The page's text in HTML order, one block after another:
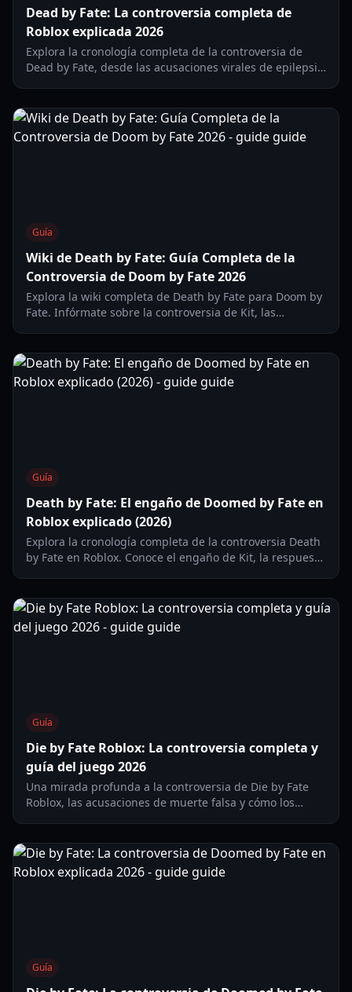
Dead by Fate: La controversia completa de
Roblox explicada 2026
Explora la cronología completa de la controversia de
Dead by Fate, desde las acusaciones virales de epilepsia
Guía
Wiki de Death by Fate: Guía Completa de la
Controversia de Doom by Fate 2026
Explora la wiki completa de Death by Fate para Doom by
Fate. Infórmate sobre la controversia de Kit, las
Guía
Death by Fate: El engaño de Doomed by Fate en
Roblox explicado (2026)
Explora la cronología completa de la controversia Death
by Fate en Roblox. Conoce el engaño de Kit, la respuesta
Guía
Die by Fate Roblox: La controversia completa y
guía del juego 2026
Una mirada profunda a la controversia de Die by Fate
Roblox, las acusaciones de muerte falsa y cómo los
Guía